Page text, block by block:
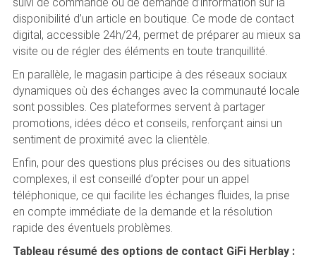
disponibilité d’un article en boutique. Ce mode de contact
digital, accessible 24h/24, permet de préparer au mieux sa
visite ou de régler des éléments en toute tranquillité.
En parallèle, le magasin participe à des réseaux sociaux
dynamiques où des échanges avec la communauté locale
sont possibles. Ces plateformes servent à partager
promotions, idées déco et conseils, renforçant ainsi un
sentiment de proximité avec la clientèle.
Enfin, pour des questions plus précises ou des situations
complexes, il est conseillé d’opter pour un appel
téléphonique, ce qui facilite les échanges fluides, la prise
en compte immédiate de la demande et la résolution
rapide des éventuels problèmes.
Tableau résumé des options de contact GiFi Herblay :